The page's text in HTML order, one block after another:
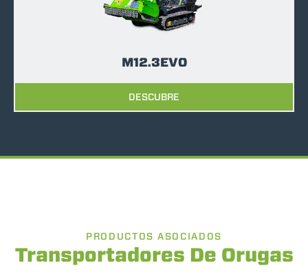
M12.3EVO
DESCUBRE
PRODUCTOS ASOCIADOS
Transportadores De Orugas